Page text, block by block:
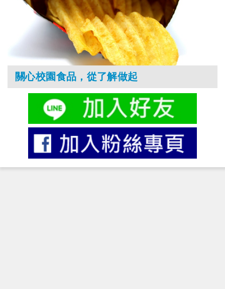
關心校園食品，從了解做起